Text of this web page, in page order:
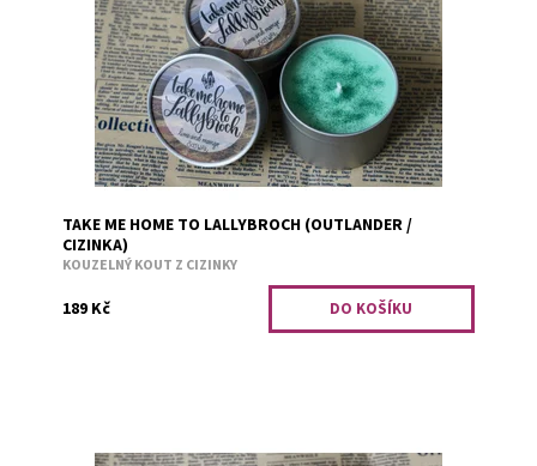
Dostupnost:
Skladem 2
Kód:
598
TAKE ME HOME TO LALLYBROCH (OUTLANDER /
CIZINKA)
KOUZELNÝ KOUT Z CIZINKY
189 Kč